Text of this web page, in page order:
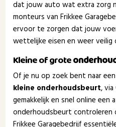
dat jouw auto wat extra zorg
monteurs van Frikkee
ervoor te zorgen dat jouw
wettelijke eisen en weer veilig
Kleine of grote
Of je nu op zoek bent naar
kleine onderhoudsbeurt, via
gemakkelijk en snel online een
onderhoudsbeurt controleren
Frikkee Garagebedrijf